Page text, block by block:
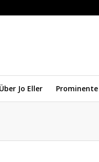
Über Jo Eller